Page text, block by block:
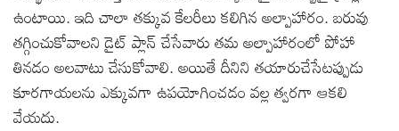
ఉంటాయి. ఇది చాలా తక్కువ కేలరీలు కలిగిన అల్పాహారం. బరువు
తగ్గించుకోవాలని డైట్ ప్లాన్ చేసేవారు తమ అల్పాహారంలో పోహా
తినడం అలవాటు చేసుకోవాలి. అయితే దీనిని తయారుచేసేటప్పుడు
కూరగాయలను ఎక్కువగా ఉపయోగించడం వల్ల త్వరగా ఆకలి
వేయదు.